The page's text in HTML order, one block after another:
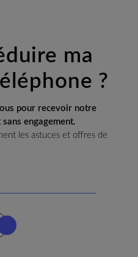
ma
?
pour recevoir notre
engagement.
les astuces et offres de